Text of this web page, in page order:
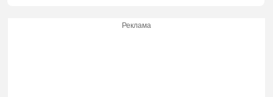
Реклама